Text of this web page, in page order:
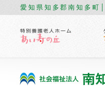
愛知県知多郡南知多町